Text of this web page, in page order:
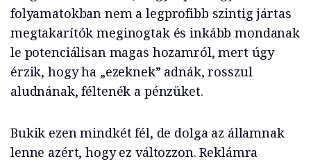
folyamatokban nem a legprofibb szintig jártas
megtakarítók meginogtak és inkább mondanak
le potenciálisan magas hozamról, mert úgy
érzik, hogy ha „ezeknek” adnák, rosszul
aludnának, féltenék a pénzüket.
Bukik ezen mindkét fél, de dolga az államnak
lenne azért, hogy ez változzon. Reklámra